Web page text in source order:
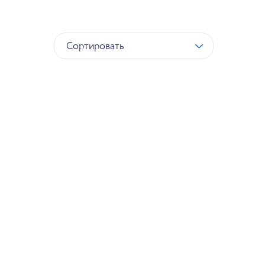
Сортировать